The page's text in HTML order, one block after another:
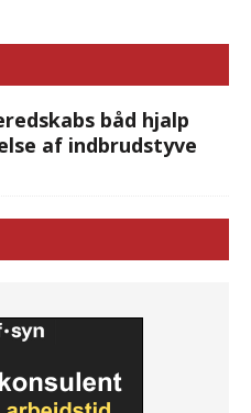
båd hjalp
af indbrudstyve